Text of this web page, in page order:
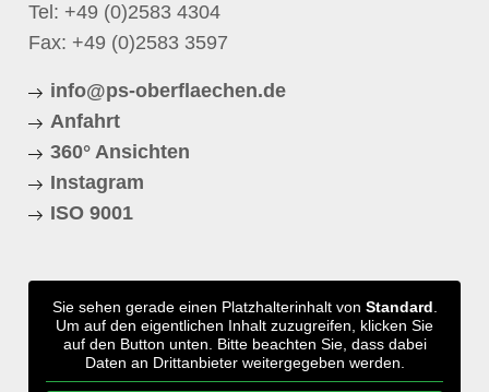
Tel: +49 (0)2583 4304
Fax: +49 (0)2583 3597
info@ps-oberflaechen.de
Anfahrt
360° Ansichten
Instagram
ISO 9001
Sie sehen gerade einen Platzhalterinhalt von Standard
Um auf den eigentlichen Inhalt zuzugreifen, klicken Sie
auf den Button unten. Bitte beachten Sie, dass dabei
Daten an Drittanbieter weitergegeben werden.